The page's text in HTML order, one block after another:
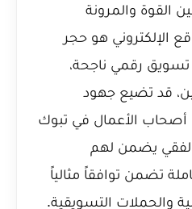
القوة والمرونة
الإلكتروني هو حجر
تسويق رقمي ناجحة،
قد تضيع جهود
أصحاب الأعمال في تبوك
يضمن لهم
تضمن توافقاً مثالياً
والحملات التسويقية.